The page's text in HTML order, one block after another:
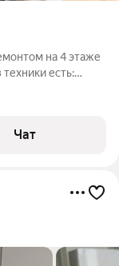
на 4 этаже
есть:
во двор. В
Чат